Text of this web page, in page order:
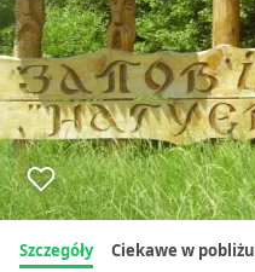
Szczegóły Ciekawe w pobliżu